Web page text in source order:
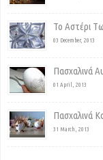
Το Αστέρι
03 December, 2013
Πασχαλινά
01 April, 2013
Πασχαλινά
31 March, 2013